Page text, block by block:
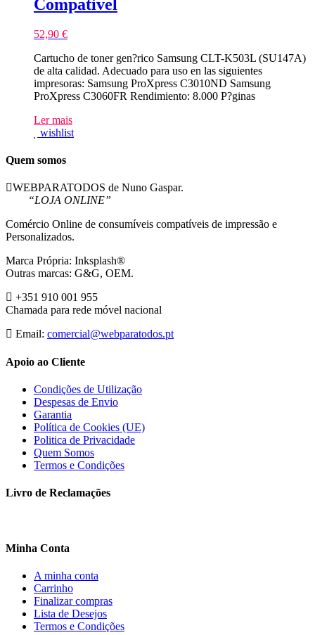
Compativel
52,90 €
Cartucho de toner gen?rico Samsung CLT-K503L (SU147A)
de alta calidad. Adecuado para uso en las siguientes
impresoras: Samsung ProXpress C3010ND Samsung
ProXpress C3060FR Rendimiento: 8.000 P?ginas
Ler mais
wishlist
Quem somos
WEBPARATODOS de Nuno Gaspar.
“LOJA ONLINE”
Comércio Online de consumíveis compatíveis de impressão e
Personalizados.
Marca Própria: Inksplash®
Outras marcas: G&G, OEM.
+351 910 001 955
Chamada para rede móvel nacional
Email: comercial@webparatodos.pt
Apoio ao Cliente
Condições de Utilização
Despesas de Envio
Garantia
Política de Cookies (UE)
Politica de Privacidade
Quem Somos
Termos e Condições
Livro de Reclamações
Minha Conta
A minha conta
Carrinho
Finalizar compras
Lista de Desejos
Termos e Condições